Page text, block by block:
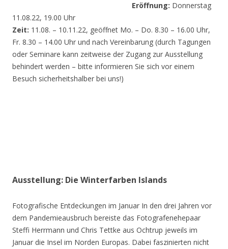
Eröffnung: Donnerstag
11.08.22, 19.00 Uhr
Zeit: 11.08. – 10.11.22, geöffnet Mo. – Do. 8.30 – 16.00 Uhr,
Fr. 8.30 – 14.00 Uhr und nach Vereinbarung (durch Tagungen
oder Seminare kann zeitweise der Zugang zur Ausstellung
behindert werden – bitte informieren Sie sich vor einem
Besuch sicherheitshalber bei uns!)
Ausstellung: Die Winterfarben Islands
Fotografische Entdeckungen im Januar In den drei Jahren vor
dem Pandemieausbruch bereiste das Fotografenehepaar
Steffi Herrmann und Chris Tettke aus Ochtrup jeweils im
Januar die Insel im Norden Europas. Dabei faszinierten nicht